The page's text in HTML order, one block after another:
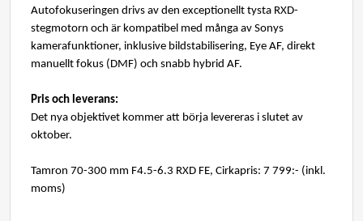
Autofokuseringen drivs av den exceptionellt tysta RXD-
stegmotorn och är kompatibel med många av Sonys
kamerafunktioner, inklusive bildstabilisering, Eye AF, direkt
manuellt fokus (DMF) och snabb hybrid AF.
Pris och leverans:
Det nya objektivet kommer att börja levereras i slutet av
oktober.
Tamron 70-300 mm F4.5-6.3 RXD FE, Cirkapris: 7 799:- (inkl.
moms)